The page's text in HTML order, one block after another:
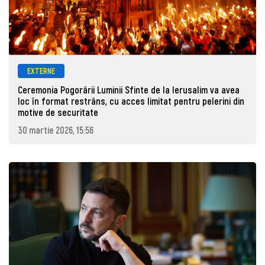
EXTERNE
Ceremonia Pogorârii Luminii Sfinte de la Ierusalim va avea
loc în format restrâns, cu acces limitat pentru pelerini din
motive de securitate
30 martie 2026, 15:56